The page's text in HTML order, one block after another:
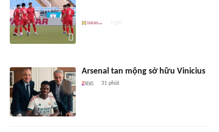
9 giờ
Arsenal tan mộng sở hữu Vinicius
31 phút